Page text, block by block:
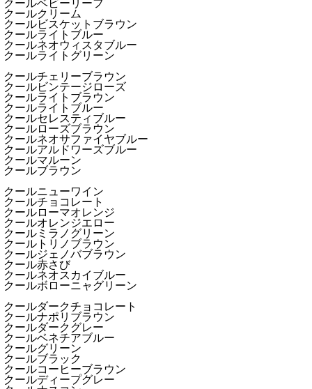
クールベビーリーフ
クールクリーム
クールビスケットブラウン
クールライトブルー
クールネオウィスタブルー
クールライトグリーン
クールチェリーブラウン
クールビンテージローズ
クールライトブラウン
クールライトブルー
クールセレスティブルー
クールローズブラウン
クールネオサファイヤブルー
クールアルドワーズブルー
クールマルーン
クールブラウン
クールニューワイン
クールチョコレート
クールローマオレンジ
クールオレンジエロー
クールミラノグリーン
クールトリノブラウン
クールジェノバブラウン
クール赤さび
クールネオスカイブルー
クールボローニャグリーン
クールダークチョコレート
クールナポリブラウン
クールダークグレー
クールベネチアブルー
クールグリーン
クールブラック
クールコーヒーブラウン
クールディープグレー